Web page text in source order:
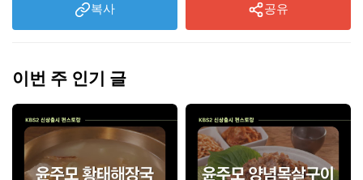
복사 공유
이번 주 인기 글